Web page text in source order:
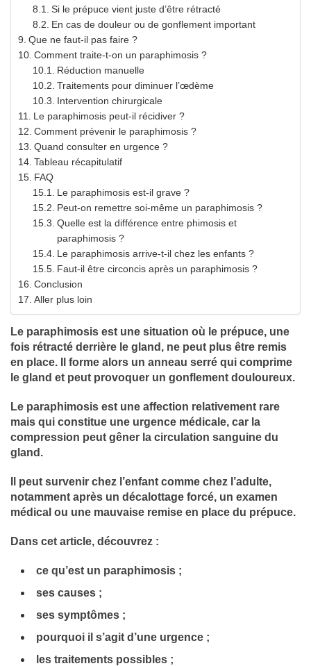
Si le prépuce vient juste d’être rétracté
En cas de douleur ou de gonflement important
Que ne faut-il pas faire ?
Comment traite-t-on un paraphimosis ?
Réduction manuelle
Traitements pour diminuer l’œdème
Intervention chirurgicale
Le paraphimosis peut-il récidiver ?
Comment prévenir le paraphimosis ?
Quand consulter en urgence ?
Tableau récapitulatif
FAQ
Le paraphimosis est-il grave ?
Peut-on remettre soi-même un paraphimosis ?
Quelle est la différence entre phimosis et
paraphimosis ?
Le paraphimosis arrive-t-il chez les enfants ?
Faut-il être circoncis après un paraphimosis ?
Conclusion
Aller plus loin
Le paraphimosis est une situation où le prépuce, une
fois rétracté derrière le gland, ne peut plus être remis
en place. Il forme alors un anneau serré qui comprime
le gland et peut provoquer un gonflement douloureux.
Le paraphimosis est une affection relativement rare
mais qui constitue une urgence médicale, car la
compression peut gêner la circulation sanguine du
gland.
Il peut survenir chez l’enfant comme chez l’adulte,
notamment après un décalottage forcé, un examen
médical ou une mauvaise remise en place du prépuce.
Dans cet article, découvrez :
ce qu’est un paraphimosis ;
ses causes ;
ses symptômes ;
pourquoi il s’agit d’une urgence ;
les traitements possibles ;